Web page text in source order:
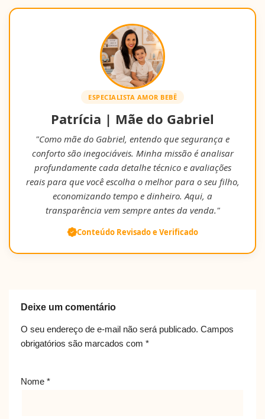
ESPECIALISTA AMOR BEBÊ
Patrícia | Mãe do Gabriel
"Como mãe do Gabriel, entendo que segurança e
conforto são inegociáveis. Minha missão é analisar
profundamente cada detalhe técnico e avaliações
reais para que você escolha o melhor para o seu filho,
economizando tempo e dinheiro. Aqui, a
transparência vem sempre antes da venda."
Conteúdo Revisado e Verificado
Deixe um comentário
O seu endereço de e-mail não será publicado. Campos
obrigatórios são marcados com *
Nome *